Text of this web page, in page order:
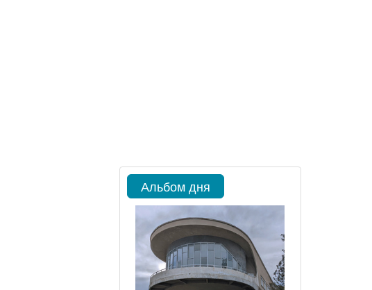
Альбом дня